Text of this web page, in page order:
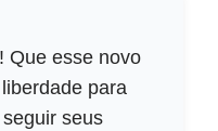
Que esse novo
para
seus